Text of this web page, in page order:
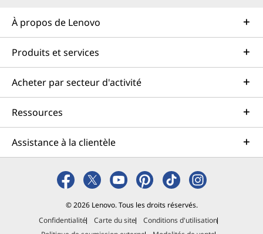
À propos de Lenovo
Produits et services
Acheter par secteur d'activité
Ressources
Assistance à la clientèle
© 2026 Lenovo. Tous les droits réservés.
Confidentialité
Carte du site
Conditions d'utilisation